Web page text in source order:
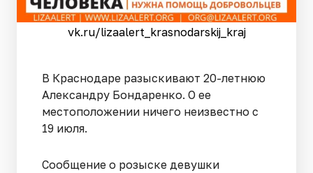
vk.ru/lizaalert_krasnodarskij_kraj
В Краснодаре разыскивают 20-летнюю
Александру Бондаренко. О ее
местоположении ничего неизвестно с
19 июля.
Сообщение о розыске девушки